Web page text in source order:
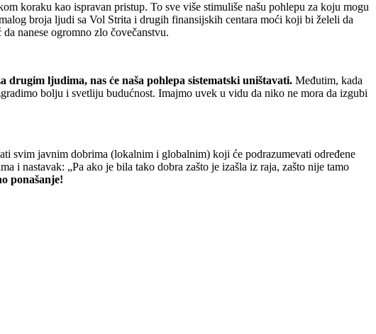
koraku kao ispravan pristup. To sve više stimuliše našu pohlepu za koju mogu
broja ljudi sa Vol Strita i drugih finansijskih centara moći koji bi želeli da
nanese ogromno zlo čovečanstvu.
drugim ljudima, nas će naša pohlepa sistematski uništavati. Međutim, kada
bolju i svetliju budućnost. Imajmo uvek u vidu da niko ne mora da izgubi
svim javnim dobrima (lokalnim i globalnim) koji će podrazumevati određene
i nastavak: „Pa ako je bila tako dobra zašto je izašla iz raja, zašto nije tamo
ponašanje!